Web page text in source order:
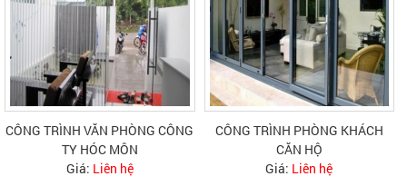
CÔNG TRÌNH VĂN PHÒNG CÔNG
TY HÓC MÔN
Giá: Liên hệ
CÔNG TRÌNH PHÒNG KHÁCH
CĂN HỘ
Giá: Liên hệ